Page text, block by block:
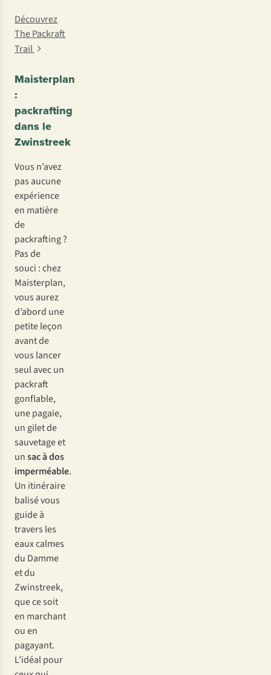
Découvrez
The Packraft
Trail
Maisterplan
:
packrafting
dans le
Zwinstreek
Vous n’avez
pas aucune
expérience
en matière
de
packrafting ?
Pas de
souci : chez
Maisterplan,
vous aurez
d’abord une
petite leçon
avant de
vous lancer
seul avec un
packraft
gonflable,
une pagaie,
un gilet de
sauvetage et
unsac à dos
imperméable.
Un itinéraire
balisé vous
guide à
travers les
eaux calmes
du Damme
et du
Zwinstreek,
que ce soit
en marchant
ou en
pagayant.
L’idéal pour